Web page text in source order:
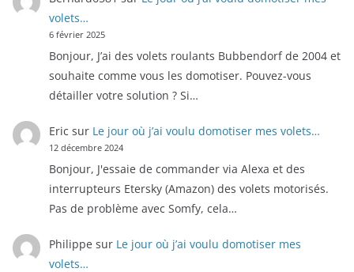
volets…
6 février 2025
Bonjour, J’ai des volets roulants Bubbendorf de 2004 et
souhaite comme vous les domotiser. Pouvez-vous
détailler votre solution ? Si…
Eric sur Le jour où j’ai voulu domotiser mes volets…
12 décembre 2024
Bonjour, J'essaie de commander via Alexa et des
interrupteurs Etersky (Amazon) des volets motorisés.
Pas de problème avec Somfy, cela…
Philippe sur Le jour où j’ai voulu domotiser mes
volets…